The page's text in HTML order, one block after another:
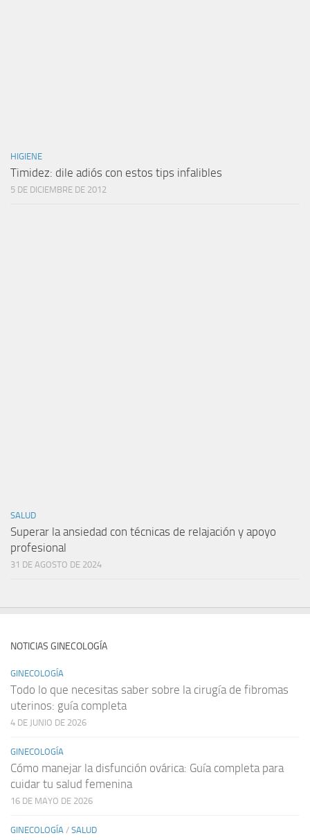
HIGIENE
Timidez: dile adiós con estos tips infalibles
5 DE DICIEMBRE DE 2012
SALUD
Superar la ansiedad con técnicas de relajación y apoyo
profesional
31 DE AGOSTO DE 2024
NOTICIAS GINECOLOGÍA
GINECOLOGÍA
Todo lo que necesitas saber sobre la cirugía de fibromas
uterinos: guía completa
4 DE JUNIO DE 2026
GINECOLOGÍA
Cómo manejar la disfunción ovárica: Guía completa para
cuidar tu salud femenina
16 DE MAYO DE 2026
GINECOLOGÍA / SALUD